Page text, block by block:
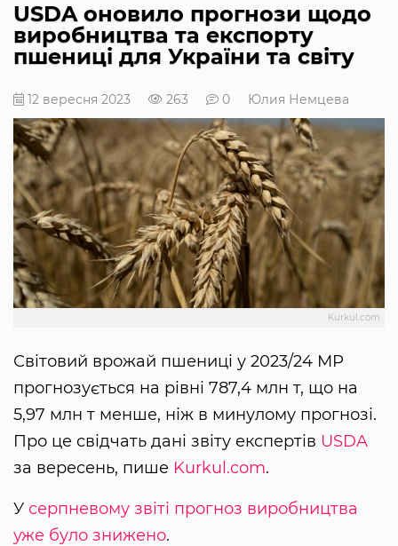
USDA оновило прогнози щодо
виробництва та експорту
пшениці для України та світу
12 вересня 2023 263 0 Юлия Немцева
Kurkul.com
Світовий врожай пшениці у 2023/24 МР
прогнозується на рівні 787,4 млн т, що на
5,97 млн т менше, ніж в минулому прогнозі.
Про це свідчать дані звіту експертів USDA
за вересень, пише Kurkul.com.
У серпневому звіті прогноз виробництва
уже було знижено.